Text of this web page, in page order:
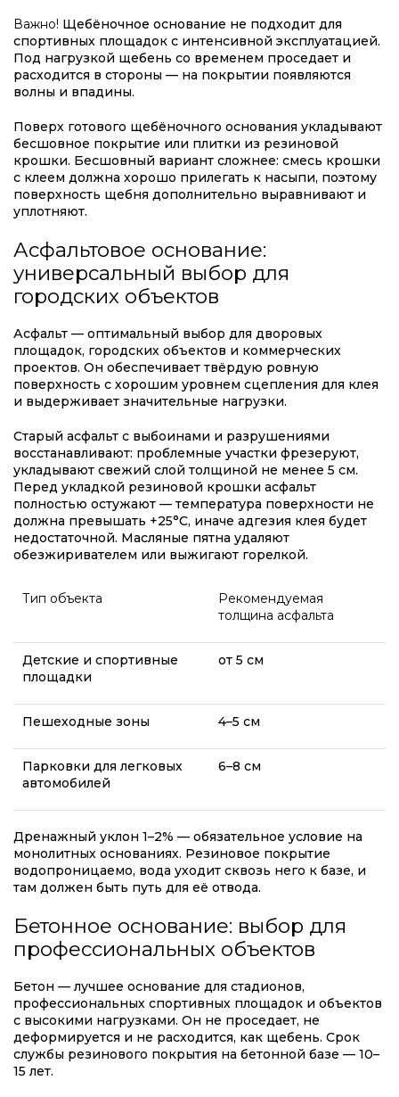
Важно! Щебёночное основание не подходит для
спортивных площадок с интенсивной эксплуатацией.
Под нагрузкой щебень со временем проседает и
расходится в стороны — на покрытии появляются
волны и впадины.
Поверх готового щебёночного основания укладывают
бесшовное покрытие или плитки из резиновой
крошки. Бесшовный вариант сложнее: смесь крошки
с клеем должна хорошо прилегать к насыпи, поэтому
поверхность щебня дополнительно выравнивают и
уплотняют.
Асфальтовое основание:
универсальный выбор для
городских объектов
Асфальт — оптимальный выбор для дворовых
площадок, городских объектов и коммерческих
проектов. Он обеспечивает твёрдую ровную
поверхность с хорошим уровнем сцепления для клея
и выдерживает значительные нагрузки.
Старый асфальт с выбоинами и разрушениями
восстанавливают: проблемные участки фрезеруют,
укладывают свежий слой толщиной не менее 5 см.
Перед укладкой резиновой крошки асфальт
полностью остужают — температура поверхности не
должна превышать +25°C, иначе адгезия клея будет
недостаточной. Масляные пятна удаляют
обезжиривателем или выжигают горелкой.
Тип объекта
Рекомендуемая
толщина асфальта
Детские и спортивные
площадки
от 5 см
Пешеходные зоны 4–5 см
Парковки для легковых
автомобилей
6–8 см
Дренажный уклон 1–2% — обязательное условие на
монолитных основаниях. Резиновое покрытие
водопроницаемо, вода уходит сквозь него к базе, и
там должен быть путь для её отвода.
Бетонное основание: выбор для
профессиональных объектов
Бетон — лучшее основание для стадионов,
профессиональных спортивных площадок и объектов
с высокими нагрузками. Он не проседает, не
деформируется и не расходится, как щебень. Срок
службы резинового покрытия на бетонной базе — 10–
15 лет.